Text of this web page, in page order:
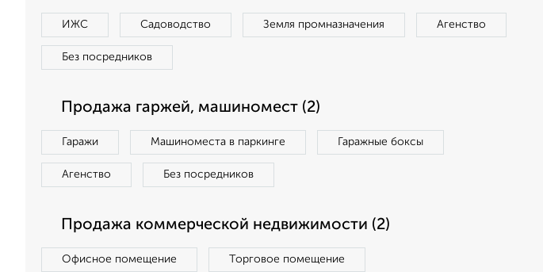
ИЖС Садоводство Земля промназначения Агенство
Без посредников
Продажа гаржей, машиномест (2)
Гаражи Машиноместа в паркинге Гаражные боксы
Агенство Без посредников
Продажа коммерческой недвижимости (2)
Офисное помещение Торговое помещение